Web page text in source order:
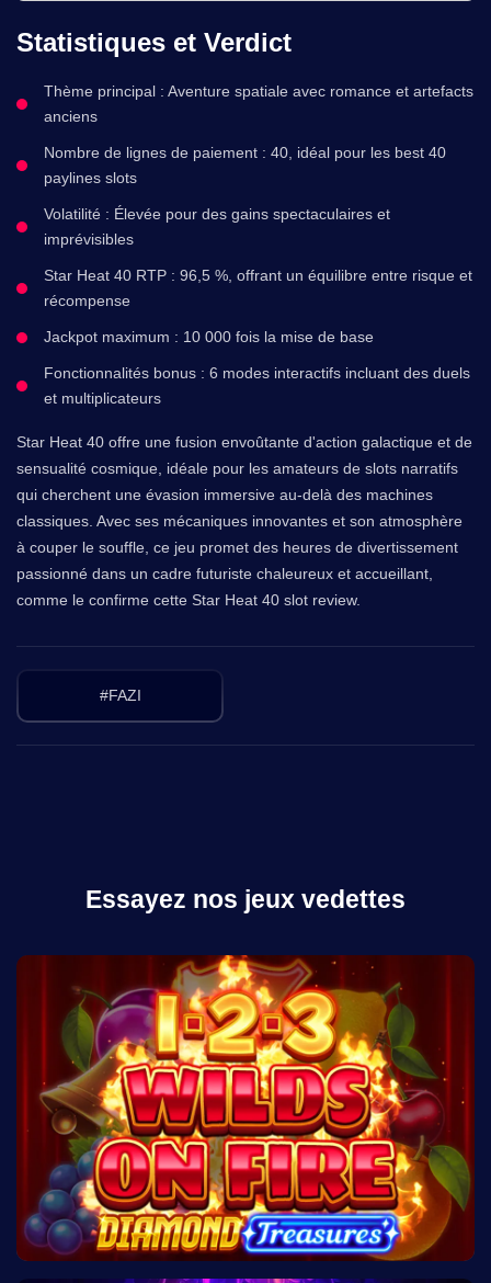
Statistiques et Verdict
Thème principal : Aventure spatiale avec romance et artefacts
anciens
Nombre de lignes de paiement : 40, idéal pour les best 40
paylines slots
Volatilité : Élevée pour des gains spectaculaires et
imprévisibles
Star Heat 40 RTP : 96,5 %, offrant un équilibre entre risque et
récompense
Jackpot maximum : 10 000 fois la mise de base
Fonctionnalités bonus : 6 modes interactifs incluant des duels
et multiplicateurs
Star Heat 40 offre une fusion envoûtante d'action galactique et de
sensualité cosmique, idéale pour les amateurs de slots narratifs
qui cherchent une évasion immersive au-delà des machines
classiques. Avec ses mécaniques innovantes et son atmosphère
à couper le souffle, ce jeu promet des heures de divertissement
passionné dans un cadre futuriste chaleureux et accueillant,
comme le confirme cette Star Heat 40 slot review.
#FAZI
Essayez nos jeux vedettes